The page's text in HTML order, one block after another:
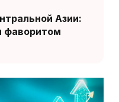
Азии:
фаворитом